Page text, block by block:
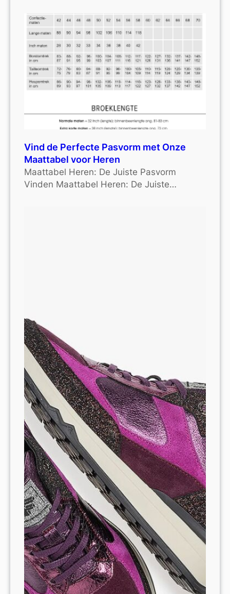
Vind de Perfecte Pasvorm met Onze
Maattabel voor Heren
Maattabel Heren: De Juiste Pasvorm
Vinden Maattabel Heren: De Juiste…